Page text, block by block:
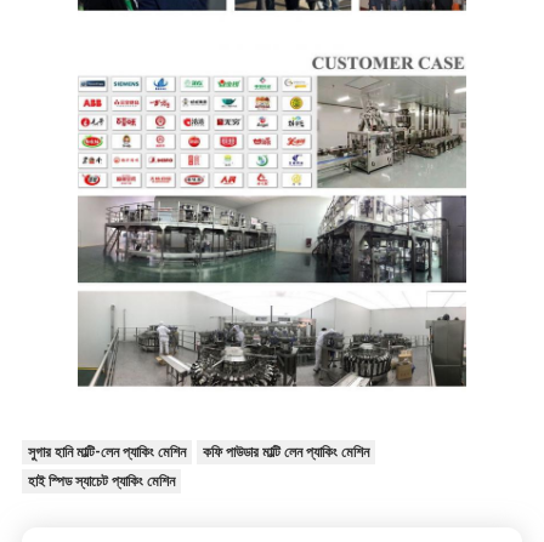
সুগার হানি মাল্টি-লেন প্যাকিং মেশিন
কফি পাউডার মাল্টি লেন প্যাকিং মেশিন
হাই স্পিড স্যাচেট প্যাকিং মেশিন